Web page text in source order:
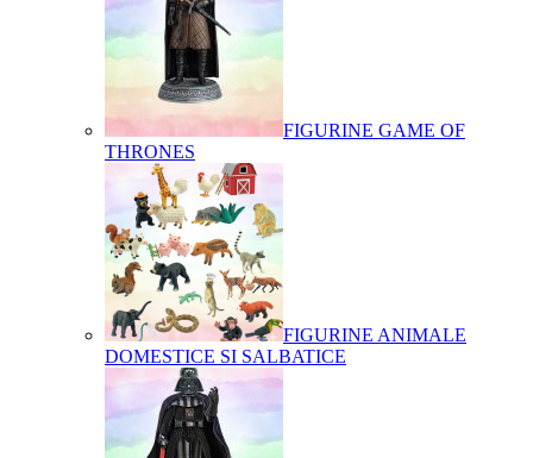
FIGURINE GAME OF
THRONES
FIGURINE ANIMALE
DOMESTICE SI SALBATICE